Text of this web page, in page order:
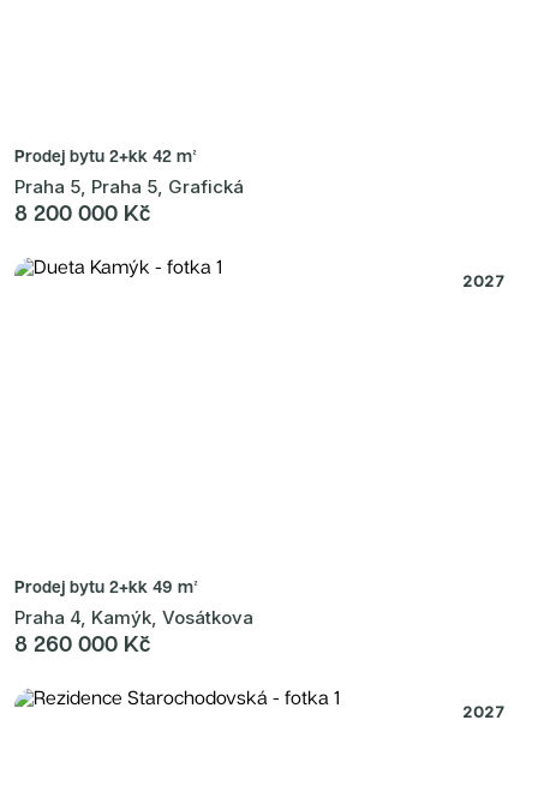
Prodej bytu 2+kk 42 m²
Praha 5, Praha 5, Grafická
8 200 000 Kč
2027
Prodej bytu 2+kk 49 m²
Praha 4, Kamýk, Vosátkova
8 260 000 Kč
2027